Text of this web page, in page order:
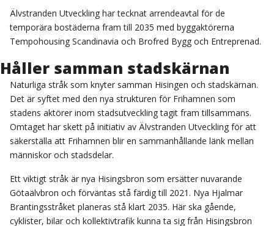
Älvstranden Utveckling har tecknat arrendeavtal för de
temporära bostäderna fram till 2035 med byggaktörerna
Tempohousing Scandinavia och Brofred Bygg och Entreprenad.
Håller samman stadskärnan
Naturliga stråk som knyter samman Hisingen och stadskärnan.
Det är syftet med den nya strukturen för Frihamnen som
stadens aktörer inom stadsutveckling tagit fram tillsammans.
Omtaget har skett på initiativ av Älvstranden Utveckling för att
säkerställa att Frihamnen blir en sammanhållande länk mellan
människor och stadsdelar.
Ett viktigt stråk är nya Hisingsbron som ersätter nuvarande
Götaälvbron och förväntas stå färdig till 2021. Nya Hjalmar
Brantingsstråket planeras stå klart 2035. Här ska gående,
cyklister, bilar och kollektivtrafik kunna ta sig från Hisingsbron